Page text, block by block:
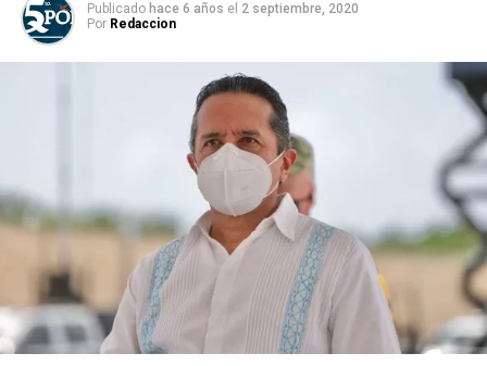
Publicado hace 6 años el 2 septiembre, 2020
Por Redaccion